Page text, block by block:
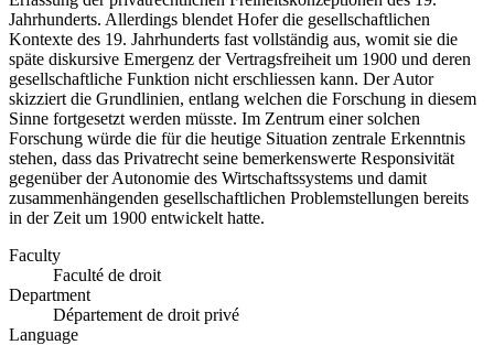
Jahrhunderts. Allerdings blendet Hofer die gesellschaftlichen
Kontexte des 19. Jahrhunderts fast vollständig aus, womit sie die
späte diskursive Emergenz der Vertragsfreiheit um 1900 und deren
gesellschaftliche Funktion nicht erschliessen kann. Der Autor
skizziert die Grundlinien, entlang welchen die Forschung in diesem
Sinne fortgesetzt werden müsste. Im Zentrum einer solchen
Forschung würde die für die heutige Situation zentrale Erkenntnis
stehen, dass das Privatrecht seine bemerkenswerte Responsivität
gegenüber der Autonomie des Wirtschaftssystems und damit
zusammenhängenden gesellschaftlichen Problemstellungen bereits
in der Zeit um 1900 entwickelt hatte.
Faculty
Faculté de droit
Department
Département de droit privé
Language